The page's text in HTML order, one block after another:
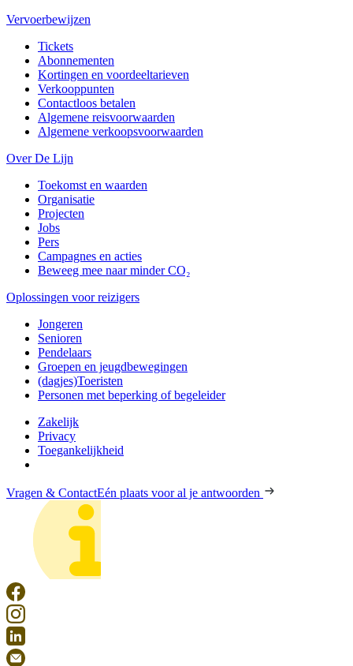
Vervoerbewijzen
Tickets
Abonnementen
Kortingen en voordeeltarieven
Verkooppunten
Contactloos betalen
Algemene reisvoorwaarden
Algemene verkoopsvoorwaarden
Over De Lijn
Toekomst en waarden
Organisatie
Projecten
Jobs
Pers
Campagnes en acties
Beweeg mee naar minder CO₂
Oplossingen voor reizigers
Jongeren
Senioren
Pendelaars
Groepen en jeugdbewegingen
(dagjes)Toeristen
Personen met beperking of begeleider
Zakelijk
Privacy
Toegankelijkheid
Vragen & ContactEén plaats voor al je antwoorden